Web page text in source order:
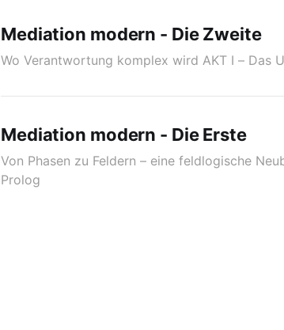
Mediation modern - Die Zweite
Wo Verantwortung komplex wird AKT I – Das
Mediation modern - Die Erste
Von Phasen zu Feldern – eine feldlogische
Prolog